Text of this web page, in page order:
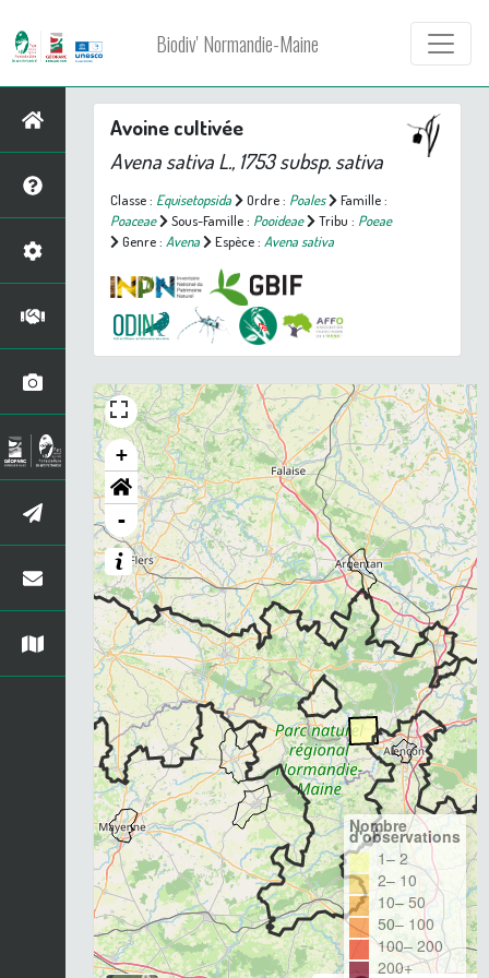
Biodiv' Normandie-Maine
Avoine cultivée
Avena sativa L., 1753 subsp. sativa
Classe : Equisetopsida Ordre : Poales
Famille :
Poaceae
Sous-Famille : Pooideae Tribu : Poeae
Genre : Avena Espèce : Avena sativa
+
-
Nombre
d'observations
1– 2
2– 10
10– 50
50– 100
100– 200
200+